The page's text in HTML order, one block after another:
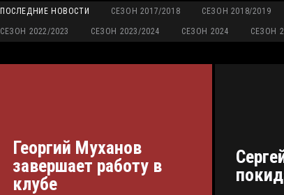
ПОСЛЕДНИЕ НОВОСТИ СЕЗОН 2017/2018 СЕЗОН 2018/2019
СЕЗОН 2022/2023 СЕЗОН 2023/2024 СЕЗОН 2024 СЕЗОН
Георгий Муханов
завершает работу в
клубе